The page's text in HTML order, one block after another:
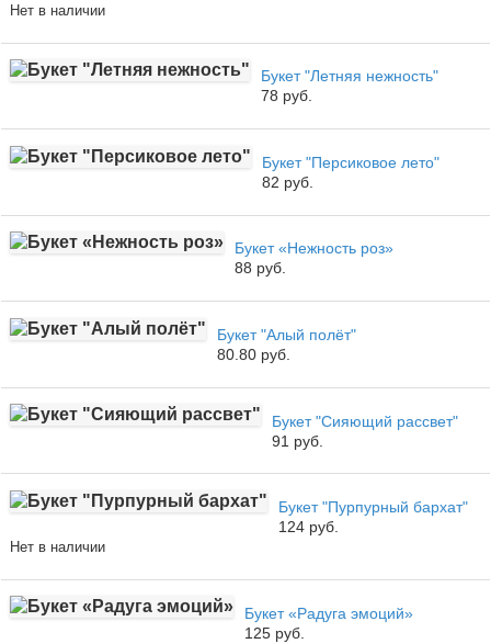
Нет в наличии
Букет "Летняя нежность"
78 руб.
Букет "Персиковое лето"
82 руб.
Букет «Нежность роз»
88 руб.
Букет "Алый полёт"
80.80 руб.
Букет "Сияющий рассвет"
91 руб.
Букет "Пурпурный бархат"
124 руб.
Нет в наличии
Букет «Радуга эмоций»
125 руб.